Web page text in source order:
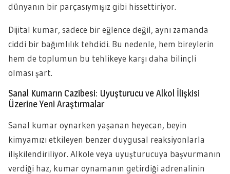
dünyanın bir parçasıymışız gibi hissettiriyor.
Dijital kumar, sadece bir eğlence değil, aynı zamanda
ciddi bir bağımlılık tehdidi. Bu nedenle, hem bireylerin
hem de toplumun bu tehlikeye karşı daha bilinçli
olması şart.
Sanal Kumarın Cazibesi: Uyuşturucu ve Alkol İlişkisi
Üzerine Yeni Araştırmalar
Sanal kumar oynarken yaşanan heyecan, beyin
kimyamızı etkileyen benzer duygusal reaksiyonlarla
ilişkilendiriliyor. Alkole veya uyuşturucuya başvurmanın
verdiği haz, kumar oynamanın getirdiği adrenalinin